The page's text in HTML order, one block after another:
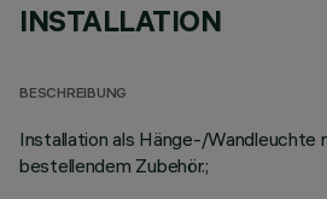
INSTALLATION
BESCHREIBUNG
Installation als Hänge-/Wandleuchte
bestellendem Zubehör.;